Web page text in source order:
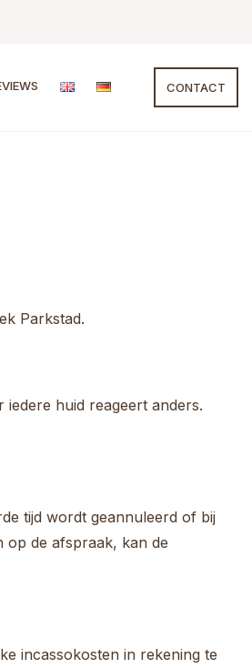
CONTACT
Parkstad.
huid reageert anders.
tijd wordt geannuleerd of bij
op de afspraak, kan de
incassokosten in rekening te